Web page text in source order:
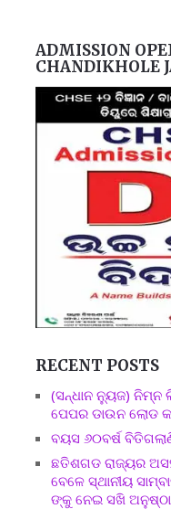
ADMISSION
CHANDIKHOLE
RECENT POSTS
(ସନ୍ଧାନ ନ୍ୟୁଜ)
ପେପର ଡାଉନ ଲୋଡ
ବୟସ ୬୦ବର୍ଷ
ଛତିଶଗଡ ରାଜ୍ୟର
ବେଳେ ସ୍ଥାନୀୟ
ଙ୍କୁ ନେଇ ସଖି